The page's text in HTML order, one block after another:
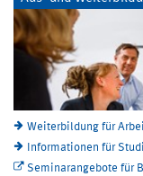
Weiterbildung für
Informationen für
Seminarangebote für